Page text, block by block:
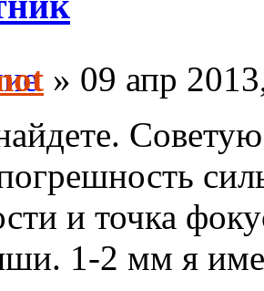
» 09 апр
и точка
1-2 мм я